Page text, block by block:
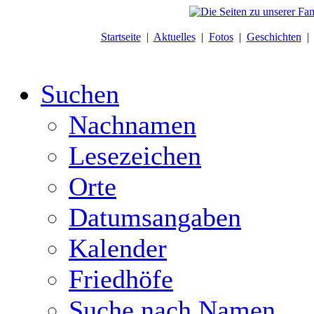
Startseite| Aktuelles| Fotos| Geschichten |
Suchen
Nachnamen
Lesezeichen
Orte
Datumsangaben
Kalender
Friedhöfe